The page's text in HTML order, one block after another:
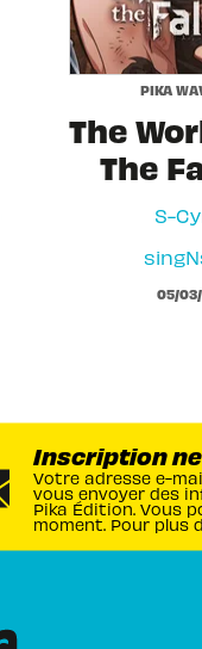
PIKA
The
The
S-
05/
Inscription
Votre adresse e-
vous envoyer des
Pika Édition. Vous
moment. Pour plus